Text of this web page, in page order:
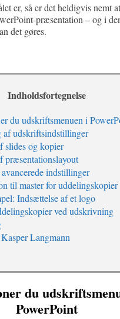
er, så er det heldigvis nemt
præsentation – og i
det gøres.
Indholdsfortegnelse
du udskriftsmenuen i
af udskriftsindstillinger
slides og kopier
præsentationslayout
indstillinger
til master for uddelingskopier
Indsættelse af et logo
ved udskrivning
Langmann
du
PowerPoint